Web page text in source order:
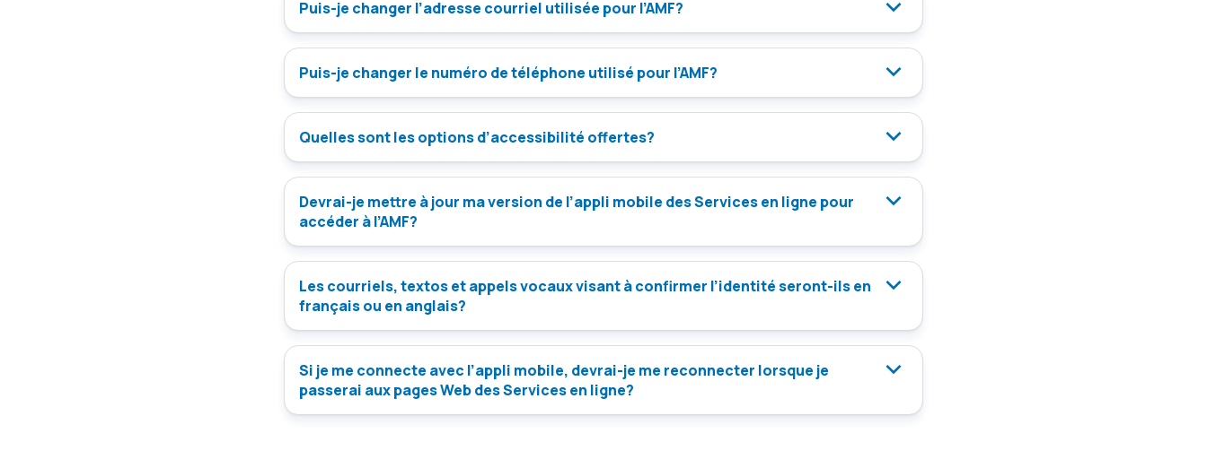
Puis-je changer l’adresse courriel utilisée pour l’AMF?
Puis-je changer le numéro de téléphone utilisé pour l’AMF?
Quelles sont les options d’accessibilité offertes?
Devrai-je mettre à jour ma version de l’appli mobile des Services en ligne pour
accéder à l’AMF?
Les courriels, textos et appels vocaux visant à confirmer l’identité seront-ils en
français ou en anglais?
Si je me connecte avec l’appli mobile, devrai-je me reconnecter lorsque je
passerai aux pages Web des Services en ligne?